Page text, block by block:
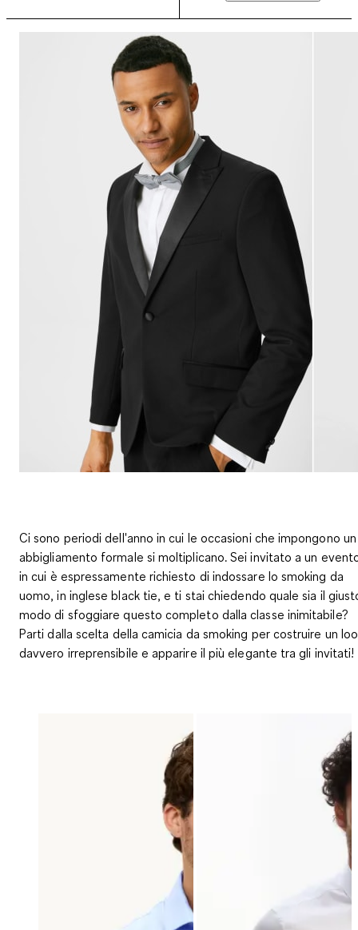
Ci sono periodi dell'anno in cui le occasioni che impongono un
abbigliamento formale si moltiplicano. Sei invitato a un
in cui è espressamente richiesto di indossare lo smoking da
uomo, in inglese black tie, e ti stai chiedendo quale sia il
modo di sfoggiare questo completo dalla classe inimitabile?
Parti dalla scelta della camicia da smoking per costruire un
davvero irreprensibile e apparire il più elegante tra gli invitati!